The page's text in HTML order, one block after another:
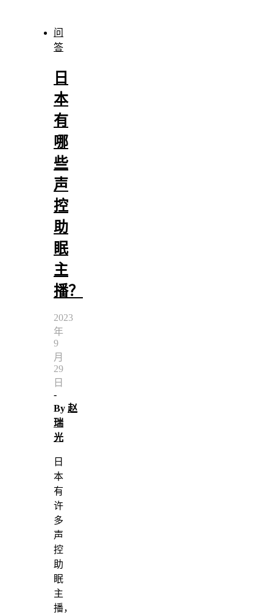
问
答
日
本
有
哪
些
声
控
助
眠
主
播？
2023
年
9
月
29
日
-
By 赵
瑞
光
日
本
有
许
多
声
控
助
眠
主
播，